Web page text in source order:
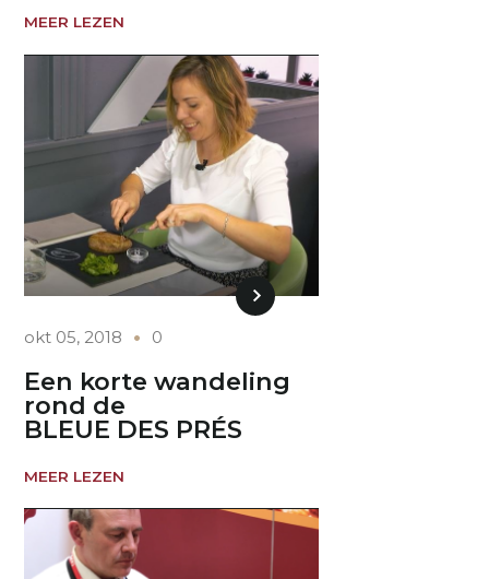
MEER LEZEN
okt 05, 2018 0
Een korte wandeling
rond de
BLEUE DES PRÉS
MEER LEZEN